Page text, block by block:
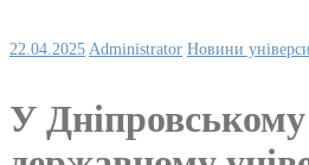
22.04.2025 Administrator Новини
У Дніпровському